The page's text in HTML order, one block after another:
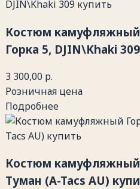
Костюм
Горка 5, DJIN\Khaki
3 300,00 р.
Розничная цена
Подробнее
Костюм камуфляжный
Туман (A-Tacs AU)